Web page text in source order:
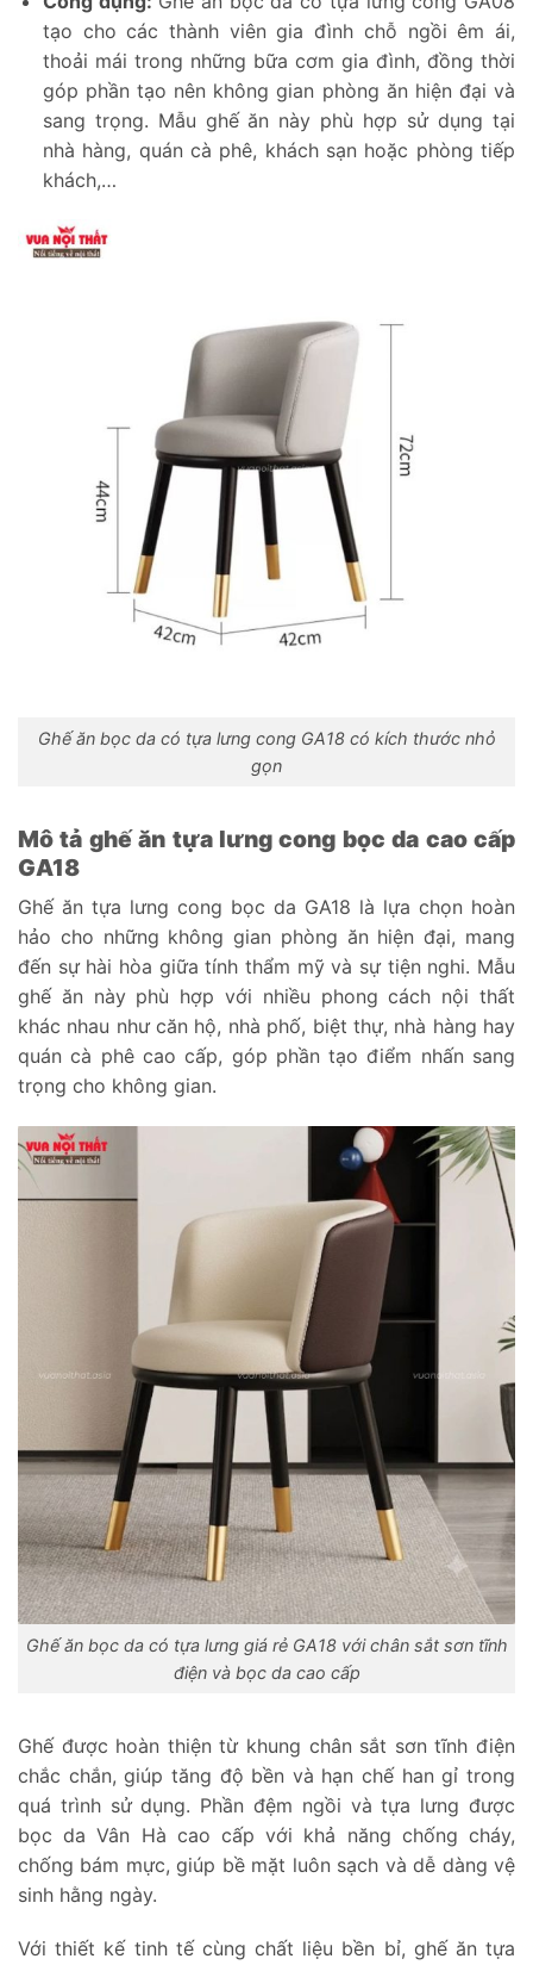
tạo cho các thành viên gia đình chỗ ngồi êm ái,
thoải mái trong những bữa cơm gia đình, đồng thời
góp phần tạo nên không gian phòng ăn hiện đại và
sang trọng. Mẫu ghế ăn này phù hợp sử dụng tại
nhà hàng, quán cà phê, khách sạn hoặc phòng tiếp
khách,…
Ghế ăn bọc da có tựa lưng cong GA18 có kích thước nhỏ
gọn
Mô tả ghế ăn tựa lưng cong bọc da cao cấp
GA18
Ghế ăn tựa lưng cong bọc da GA18 là lựa chọn hoàn
hảo cho những không gian phòng ăn hiện đại, mang
đến sự hài hòa giữa tính thẩm mỹ và sự tiện nghi. Mẫu
ghế ăn này phù hợp với nhiều phong cách nội thất
khác nhau như căn hộ, nhà phố, biệt thự, nhà hàng hay
quán cà phê cao cấp, góp phần tạo điểm nhấn sang
trọng cho không gian.
Ghế ăn bọc da có tựa lưng giá rẻ GA18 với chân sắt sơn tĩnh
điện và bọc da cao cấp
Ghế được hoàn thiện từ khung chân sắt sơn tĩnh điện
chắc chắn, giúp tăng độ bền và hạn chế han gỉ trong
quá trình sử dụng. Phần đệm ngồi và tựa lưng được
bọc da Vân Hà cao cấp với khả năng chống cháy,
chống bám mực, giúp bề mặt luôn sạch và dễ dàng vệ
sinh hằng ngày.
Với thiết kế tinh tế cùng chất liệu bền bỉ, ghế ăn tựa